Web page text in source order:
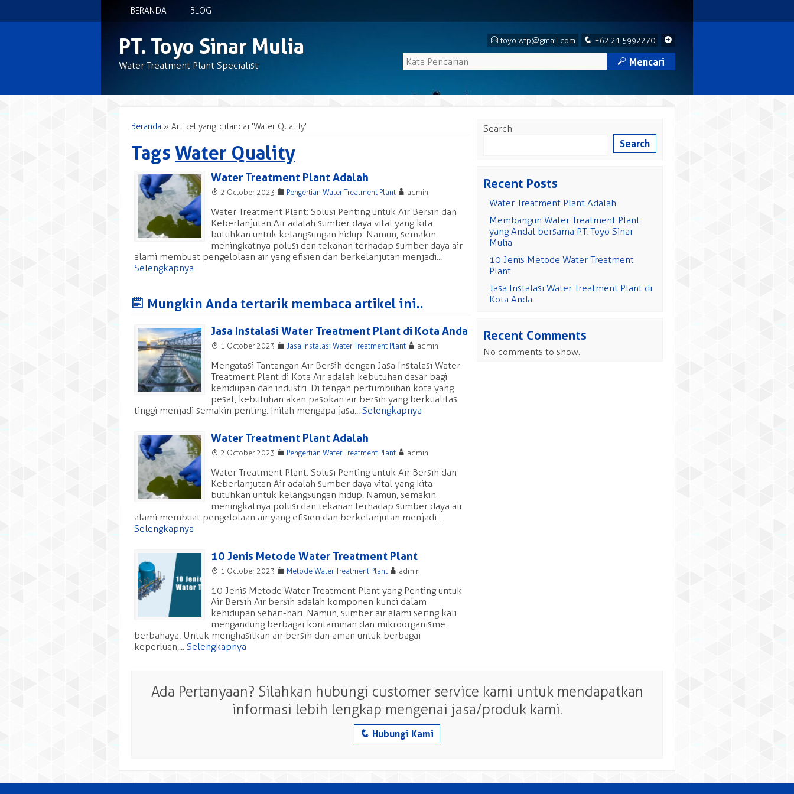
BERANDA BLOG
PT. Toyo Sinar Mulia
Water Treatment Plant Specialist
+
q +62 21 5992270
E toyo.wtp@gmail.com
M Mencari
Beranda » Artikel yang ditandai 'Water Quality'
Tags Water Quality
Water Treatment Plant Adalah
T 2 October 2023 F Pengertian Water Treatment Plant A admin
Water Treatment Plant: Solusi Penting untuk Air Bersih dan
Keberlanjutan Air adalah sumber daya vital yang kita
butuhkan untuk kelangsungan hidup. Namun, semakin
meningkatnya polusi dan tekanan terhadap sumber daya air
alami membuat pengelolaan air yang efisien dan berkelanjutan menjadi...
Selengkapnya
J Mungkin Anda tertarik membaca artikel ini..
Jasa Instalasi Water Treatment Plant di Kota Anda
T 1 October 2023 F Jasa Instalasi Water Treatment Plant A admin
Mengatasi Tantangan Air Bersih dengan Jasa Instalasi Water
Treatment Plant di Kota Air adalah kebutuhan dasar bagi
kehidupan dan industri. Di tengah pertumbuhan kota yang
pesat, kebutuhan akan pasokan air bersih yang berkualitas
tinggi menjadi semakin penting. Inilah mengapa jasa... Selengkapnya
Water Treatment Plant Adalah
T 2 October 2023 F Pengertian Water Treatment Plant A admin
Water Treatment Plant: Solusi Penting untuk Air Bersih dan
Keberlanjutan Air adalah sumber daya vital yang kita
butuhkan untuk kelangsungan hidup. Namun, semakin
meningkatnya polusi dan tekanan terhadap sumber daya air
alami membuat pengelolaan air yang efisien dan berkelanjutan menjadi...
Selengkapnya
10 Jenis Metode Water Treatment Plant
T 1 October 2023 F Metode Water Treatment Plant A admin
10 Jenis Metode Water Treatment Plant yang Penting untuk
Air Bersih Air bersih adalah komponen kunci dalam
kehidupan sehari-hari. Namun, sumber air alami sering kali
mengandung berbagai kontaminan dan mikroorganisme
berbahaya. Untuk menghasilkan air bersih dan aman untuk berbagai
keperluan,... Selengkapnya
Search
Search
Recent Posts
Water Treatment Plant Adalah
Membangun Water Treatment Plant
yang Andal bersama PT. Toyo Sinar
Mulia
10 Jenis Metode Water Treatment
Plant
Jasa Instalasi Water Treatment Plant di
Kota Anda
Recent Comments
No comments to show.
Ada Pertanyaan? Silahkan hubungi customer service kami untuk mendapatkan
informasi lebih lengkap mengenai jasa/produk kami.
q Hubungi Kami